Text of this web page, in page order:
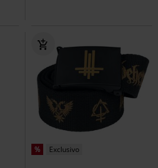
% Exclusivo